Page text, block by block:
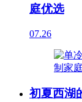
庭优选
07.26
初夏西湖